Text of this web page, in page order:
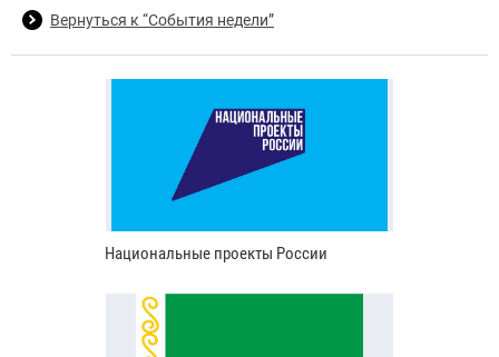
Вернуться к “События недели”
Национальные проекты России